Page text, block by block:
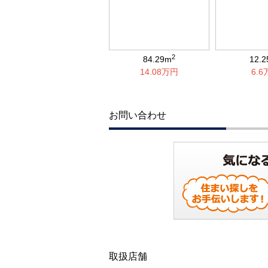
84.29m2
14.08万円
6.6
お問い合わせ
取扱店舗